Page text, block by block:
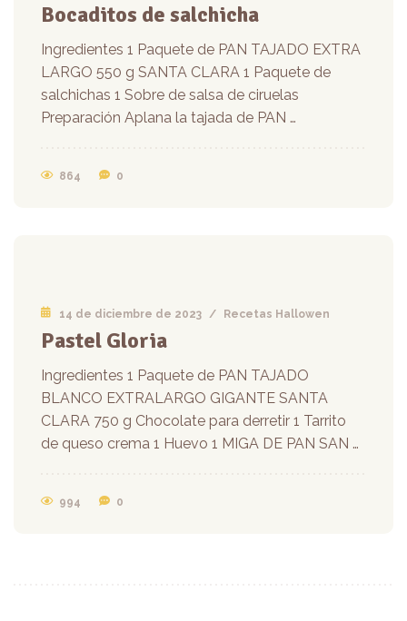
Bocaditos de salchicha
Ingredientes 1 Paquete de PAN TAJADO EXTRA
LARGO 550 g SANTA CLARA 1 Paquete de
salchichas 1 Sobre de salsa de ciruelas
Preparación Aplana la tajada de PAN …
864 0
14 de diciembre de 2023 / Recetas Hallowen
Pastel Gloria
Ingredientes 1 Paquete de PAN TAJADO
BLANCO EXTRALARGO GIGANTE SANTA
CLARA 750 g Chocolate para derretir 1 Tarrito
de queso crema 1 Huevo 1 MIGA DE PAN SAN …
994 0